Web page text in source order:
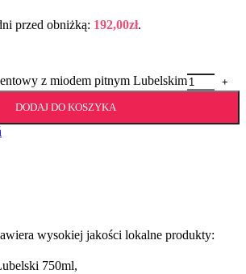
przed obniżką: 192,00zł.
z miodem pitnym Lubelskim
DODAJ DO KOSZYKA
wysokiej jakości lokalne produkty:
750ml,